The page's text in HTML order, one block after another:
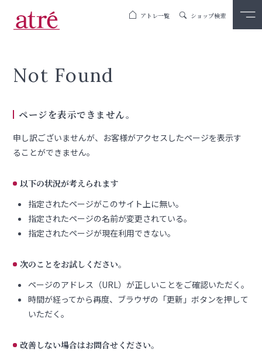
アトレ一覧 ショップ検索
Not Found
ページを表示できません。
申し訳ございませんが、お客様がアクセスしたページを表示す
ることができません。
以下の状況が考えられます
指定されたページがこのサイト上に無い。
指定されたページの名前が変更されている。
指定されたページが現在利用できない。
次のことをお試しください。
ページのアドレス（URL）が正しいことをご確認いただく。
時間が経ってから再度、ブラウザの「更新」ボタンを押して
いただく。
改善しない場合はお問合せください。